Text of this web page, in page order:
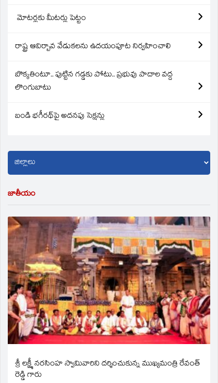
మోటర్లకు మీటర్లు పెట్టం
రాష్ట్ర ఆవిర్బావ వేడుకలను ఉదయంపూట నిర్వహించాలి
బొక్కతింటూ.. పుట్టిన గడ్డకు పోటు.. ప్రభువు పాదాల వద్ద
లొంగుబాటు
బండి భగీరథ్‌పై అదనపు సెక్షన్లు
జాతీయం
శ్రీ లక్ష్మీ నరసింహ స్వామివారిని దర్శించుకున్న ముఖ్యమంత్రి రేవంత్
రెడ్డి గారు